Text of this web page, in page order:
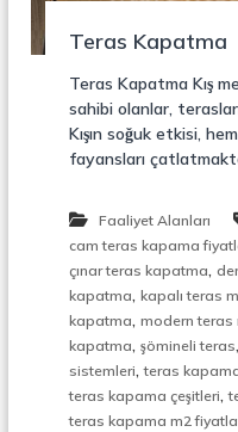
Teras Kapatma
Teras Kapatma Kış
sahibi olanlar,
Kışın soğuk etkisi,
fayansları
Faaliyet Alanları
cam teras kapama
çınar teras kapatma,
kapatma, kapalı teras
kapatma, modern teras
kapatma, şömineli teras
sistemleri,teras
teras kapama çeşitleri,
teras kapama m2